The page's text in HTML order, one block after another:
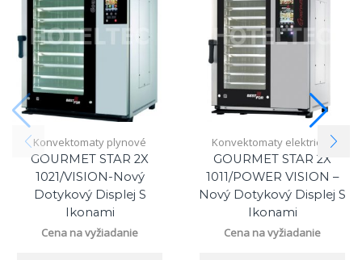
Konvektomaty plynové
GOURMET STAR 2X
1021/VISION-Nový
Dotykový Displej S
Ikonami
Cena na vyžiadanie
Konvektomaty elektrické
GOURMET STAR 2X
1011/POWER VISION –
Nový Dotykový Displej S
Ikonami
Cena na vyžiadanie